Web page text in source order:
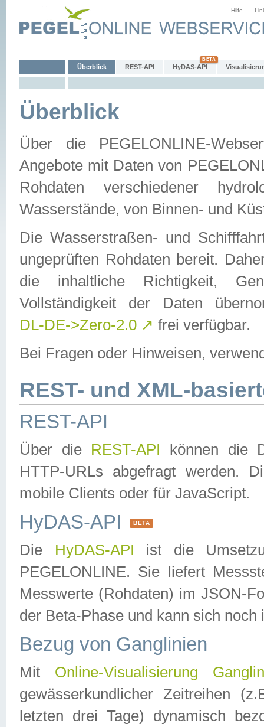
Hilfe
Überblick REST-API HyDAS-API
Überblick
Über die PEGELONLINE-
Angebote mit Daten von
Rohdaten verschiedener
Wasserstände, von Binnen- und
Die Wasserstraßen- und
ungeprüften Rohdaten bereit.
die inhaltliche Richtigkeit,
Vollständigkeit der Daten
DL-DE->Zero-2.0 ↗ frei verfügbar.
Bei Fragen oder Hinweisen,
REST- und XML-
REST-API
Über die REST-API können die
HTTP-URLs abgefragt werden.
mobile Clients oder für JavaScript.
HyDAS-API BETA
Die HyDAS-API ist die
PEGELONLINE. Sie liefert
Messwerte (Rohdaten) im JSON-
der Beta-Phase und kann sich noch
Bezug von Ganglinien
Mit Online-Visualisierung
gewässerkundlicher Zeitreihen
letzten drei Tage) dynamisch